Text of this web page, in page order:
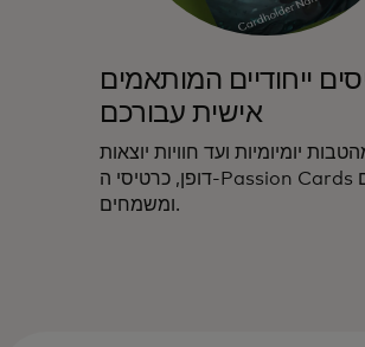
ייחודיים המותאמים
אישית עבורכם
יומיומיות ועד חוויות יוצאות
דופן, כרטיסי ה-Passion Cards מתגמלים
ומשמחים.